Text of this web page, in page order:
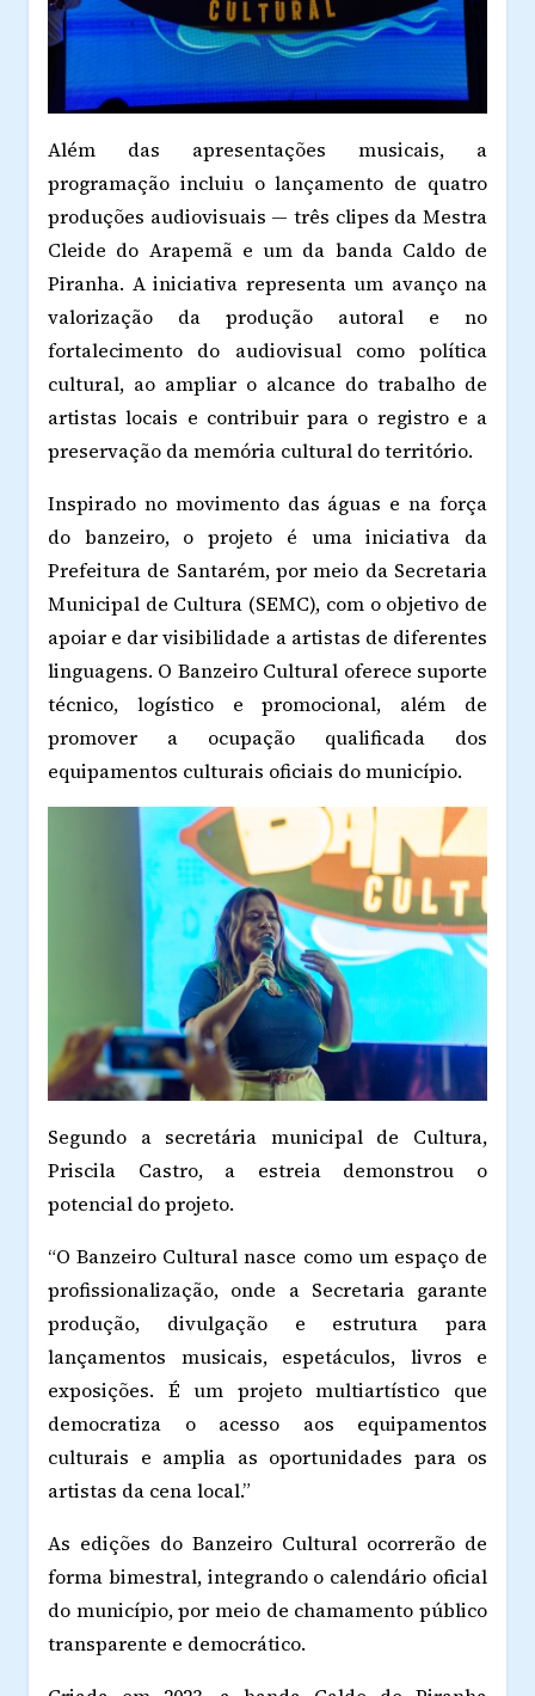
Além das apresentações musicais, a
programação incluiu o lançamento de quatro
produções audiovisuais — três clipes da Mestra
Cleide do Arapemã e um da banda Caldo de
Piranha. A iniciativa representa um avanço na
valorização da produção autoral e no
fortalecimento do audiovisual como política
cultural, ao ampliar o alcance do trabalho de
artistas locais e contribuir para o registro e a
preservação da memória cultural do território.
Inspirado no movimento das águas e na força
do banzeiro, o projeto é uma iniciativa da
Prefeitura de Santarém, por meio da Secretaria
Municipal de Cultura (SEMC), com o objetivo de
apoiar e dar visibilidade a artistas de diferentes
linguagens. O Banzeiro Cultural oferece suporte
técnico, logístico e promocional, além de
promover a ocupação qualificada dos
equipamentos culturais oficiais do município.
Segundo a secretária municipal de Cultura,
Priscila Castro, a estreia demonstrou o
potencial do projeto.
“O Banzeiro Cultural nasce como um espaço de
profissionalização, onde a Secretaria garante
produção, divulgação e estrutura para
lançamentos musicais, espetáculos, livros e
exposições. É um projeto multiartístico que
democratiza o acesso aos equipamentos
culturais e amplia as oportunidades para os
artistas da cena local.”
As edições do Banzeiro Cultural ocorrerão de
forma bimestral, integrando o calendário oficial
do município, por meio de chamamento público
transparente e democrático.